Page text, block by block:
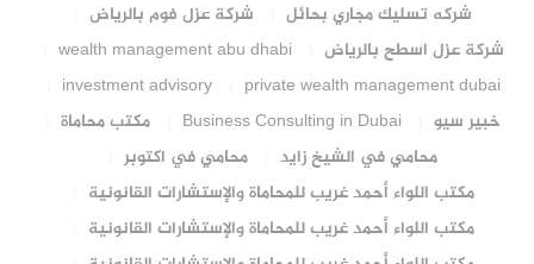
شركه تسليك مجاري بحائل
شركة عزل فوم بالرياض
شركة عزل اسطح بالرياض
wealth management abu dhabi
private wealth management dubai
investment advisory
خبير سيو
Business Consulting in Dubai
مكتب محاماة
محامي في الشيخ زايد
محامي في اكتوبر
مكتب اللواء أحمد غريب للمحاماة والإستشارات القانونية
مكتب اللواء أحمد غريب للمحاماة والإستشارات القانونية